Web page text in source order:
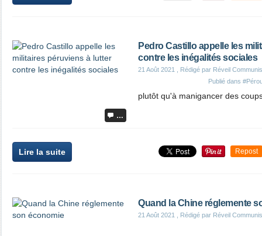
…
Pedro Castillo appelle les
contre les inégalités sociales
21 Août 2021
, Rédigé par Réveil
Publié dans
plutôt qu'à manigancer des
Lire la suite Repost
Quand la Chine réglemente
21 Août 2021 , Rédigé par Réveil